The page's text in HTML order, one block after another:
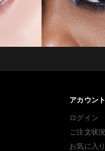
バー ロイ
アカウン
ログイン
ご注文状況
お気に入り